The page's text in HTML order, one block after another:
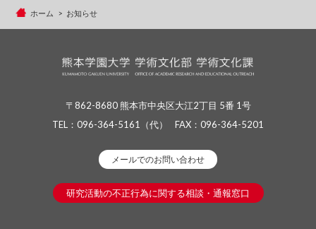
ホーム お知らせ
〒862-8680 熊本市中央区大江2丁目 5番 1号
TEL： 096-364-5161 （代） FAX：096-364-5201
メールでのお問い合わせ
研究活動の不正行為に関する相談・通報窓口